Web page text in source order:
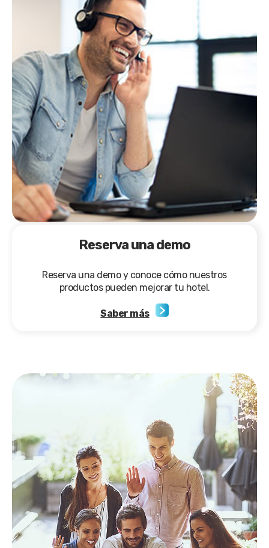
Reserva una demo
Reserva una demo y conoce cómo nuestros
productos pueden mejorar tu hotel.
Saber más